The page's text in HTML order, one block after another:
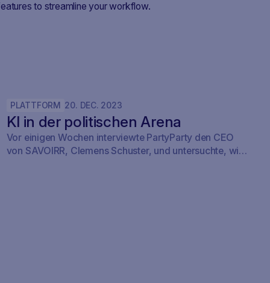
to streamline your workflow.
PLATTFORM 20. DEC. 2023
KI in der politischen Arena
Vor einigen Wochen interviewte PartyParty den CEO
von SAVOIRR, Clemens Schuster, und untersuchte, wie